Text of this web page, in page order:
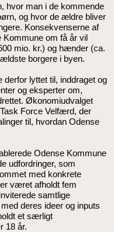
hvor man i de kommende
og hvor de ældre bliver
Konsekvenserne af
Kommune om få år vil
mio. kr.) og hænder (ca.
borgere i byen.
lyttet til, inddraget og
og eksperter om,
Økonomiudvalget
Force Velfærd, der
til, hvordan Odense
Odense Kommune
udfordringer, som
med konkrete
været afholdt fem
samtlige
deres ideer og inputs
et særligt
18 år.